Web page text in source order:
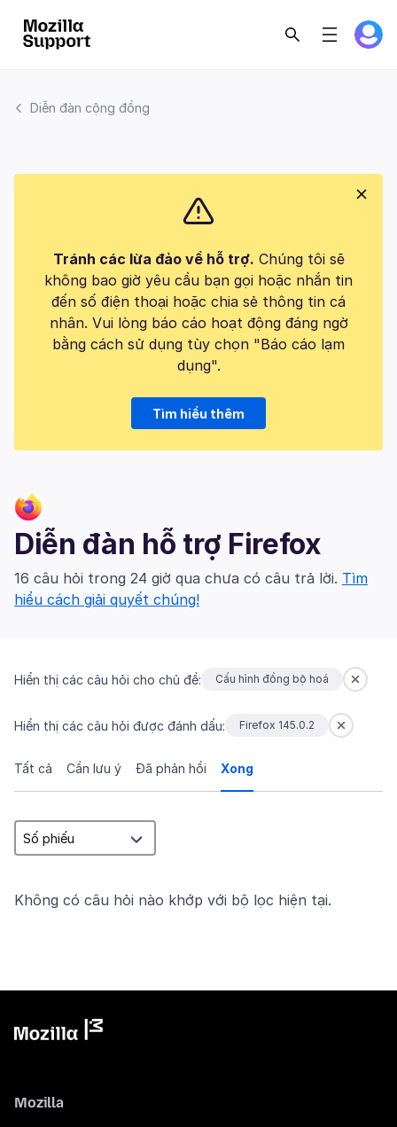
Diễn đàn cộng đồng
Tránh các lừa đảo về hỗ trợ. Chúng tôi sẽ
không bao giờ yêu cầu bạn gọi hoặc nhắn tin
đến số điện thoại hoặc chia sẻ thông tin cá
nhân. Vui lòng báo cáo hoạt động đáng ngờ
bằng cách sử dụng tùy chọn "Báo cáo lạm
dụng".
Tìm hiểu thêm
Diễn đàn hỗ trợ Firefox
16 câu hỏi trong 24 giờ qua chưa có câu trả lời. Tìm
hiểu cách giải quyết chúng!
Hiển thị các câu hỏi cho chủ đề: Cấu hình đồng bộ hoá
Hiển thị các câu hỏi được đánh dấu: Firefox 145.0.2
Tất cả Cần lưu ý Đã phản hồi Xong
Không có câu hỏi nào khớp với bộ lọc hiện tại.
Mozilla